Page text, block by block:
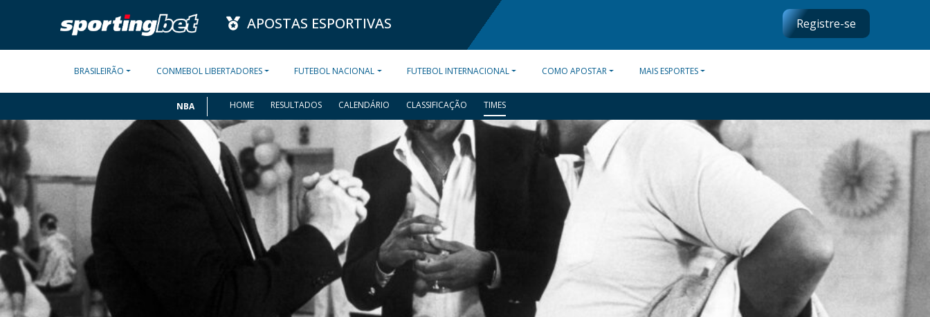
APOSTAS ESPORTIVAS Registre-se
BRASILEIRÃO CONMEBOL LIBERTADORES FUTEBOL NACIONAL FUTEBOL INTERNACIONAL COMO APOSTAR MAIS ESPORTES
NBA HOME RESULTADOS CALENDÁRIO CLASSIFICAÇÃO TIMES